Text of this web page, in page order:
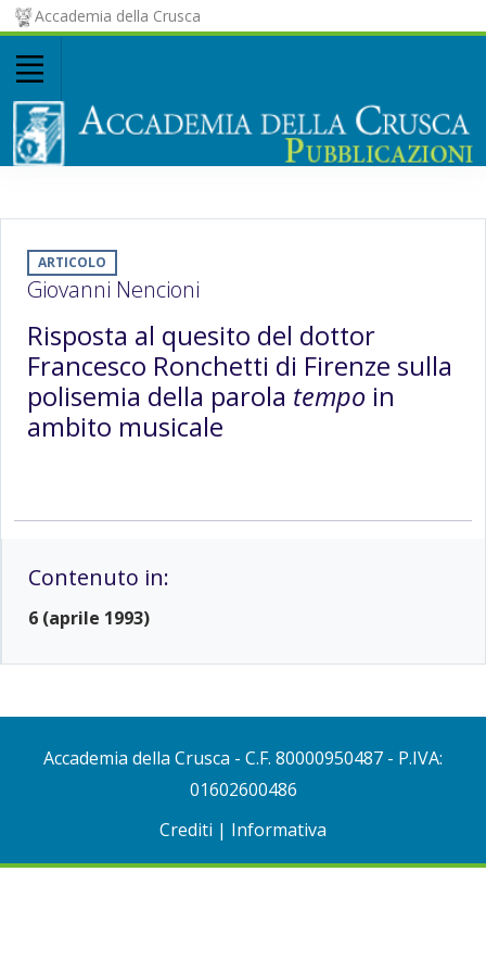
Accademia della Crusca
ARTICOLO
Giovanni Nencioni
Risposta al quesito del dottor
Francesco Ronchetti di Firenze sulla
polisemia della parola tempo in
ambito musicale
Contenuto in:
6 (aprile 1993)
Accademia della Crusca - C.F. 80000950487 - P.IVA:
01602600486
Crediti | Informativa